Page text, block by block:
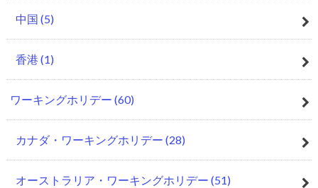
中国 (5)
香港 (1)
ワーキングホリデー (60)
カナダ・ワーキングホリデー (28)
オーストラリア・ワーキングホリデー (51)